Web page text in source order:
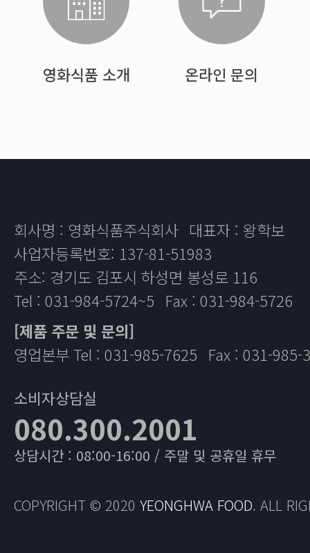
영화식품 소개 온라인 문의
회사명 : 영화식품주식회사 대표자 : 왕학보
사업자등록번호: 137-81-51983
주소: 경기도 김포시 하성면 봉성로 116
Tel : 031-984-5724~5 Fax : 031-984-5726
[제품 주문 및 문의]
영업본부 Tel : 031-985-7625 Fax : 031-985-
소비자상담실
080.300.2001
상담시간 : 08:00-16:00 / 주말 및 공휴일 휴무
COPYRIGHT © 2020 YEONGHWA FOOD. ALL